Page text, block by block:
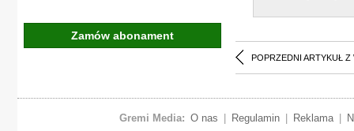
POPRZEDNI ARTYKUŁ Z
Zamów abonament
Gremi Media: O nas Regulamin Reklama